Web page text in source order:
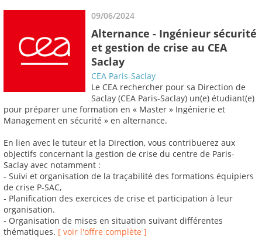
09/06/2024
Alternance - Ingénieur sécurité
et gestion de crise au CEA
Saclay
CEA Paris-Saclay
Le CEA rechercher pour sa Direction de
Saclay (CEA Paris-Saclay) un(e) étudiant(e)
pour préparer une formation en « Master » Ingénierie et
Management en sécurité » en alternance.
En lien avec le tuteur et la Direction, vous contribuerez aux
objectifs concernant la gestion de crise du centre de Paris-
Saclay avec notamment :
- Suivi et organisation de la traçabilité des formations équipiers
de crise P-SAC,
- Planification des exercices de crise et participation à leur
organisation.
- Organisation de mises en situation suivant différentes
thématiques. [ voir l'offre complète ]